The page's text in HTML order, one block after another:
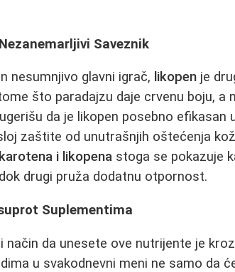
Saveznik
nesumnjivo glavni igrač, likopen je
što paradajzu daje crvenu boju, a
da je likopen posebno efikasan
zaštite od unutrašnjih oštećenja
i likopena stoga se pokazuje
drugi pruža dodatnu otpornost.
Suplementima
način da unesete ove nutrijente je
u svakodnevni meni ne samo da